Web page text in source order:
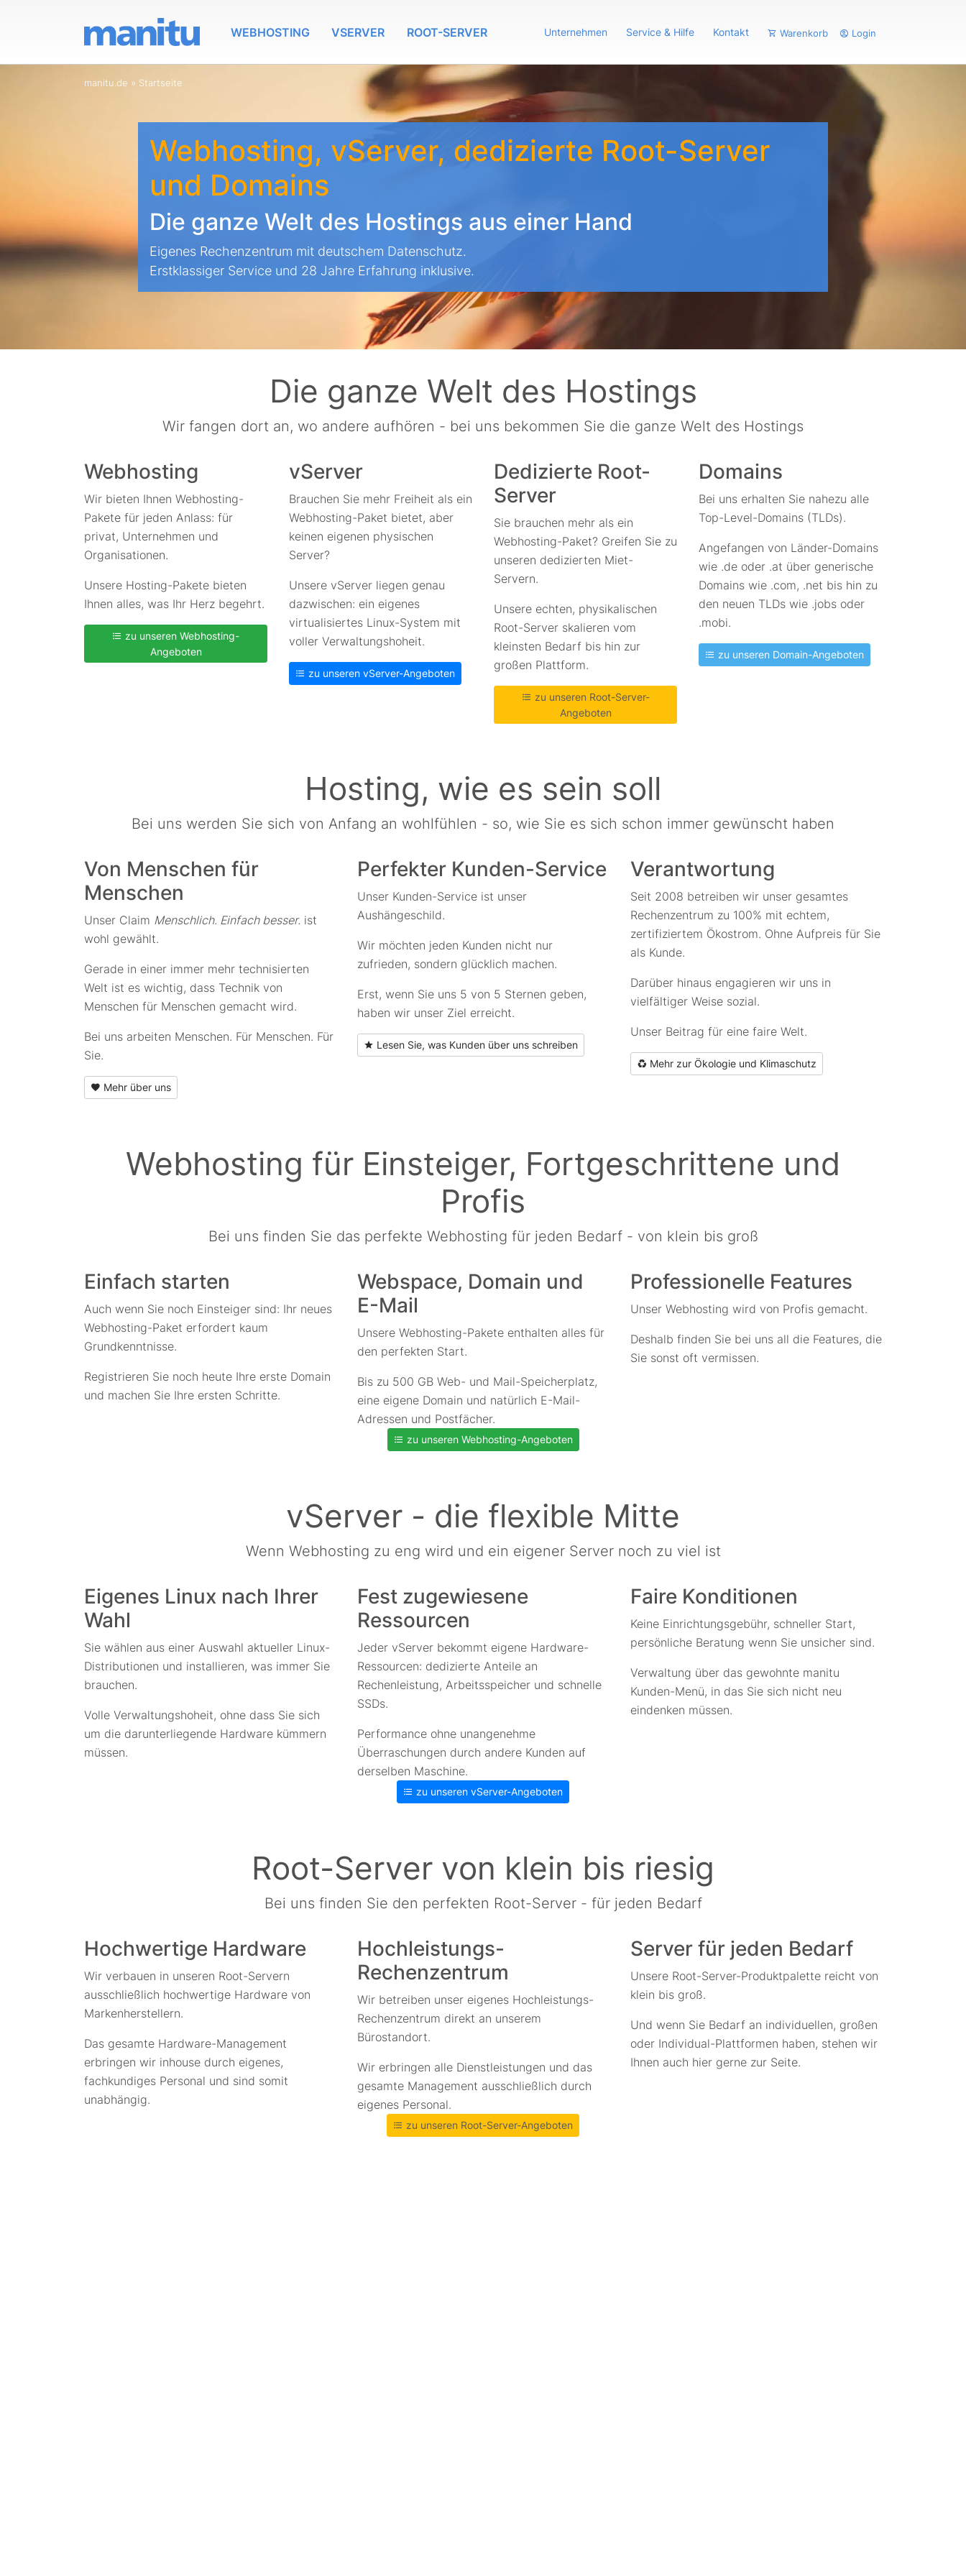
WEBHOSTING VSERVER ROOT-SERVER Unternehmen Service & Hilfe Kontakt Warenkorb Login
manitu.de » Startseite
Webhosting, vServer, dedizierte Root-Server
und Domains
Die ganze Welt des Hostings aus einer Hand
Eigenes Rechenzentrum mit deutschem Datenschutz.
Erstklassiger Service und 28 Jahre Erfahrung inklusive.
Die ganze Welt des Hostings
Wir fangen dort an, wo andere aufhören - bei uns bekommen Sie die ganze Welt des Hostings
Webhosting
Wir bieten Ihnen Webhosting-
Pakete für jeden Anlass: für
privat, Unternehmen und
Organisationen.
Unsere Hosting-Pakete bieten
Ihnen alles, was Ihr Herz begehrt.
zu unseren Webhosting-
Angeboten
vServer
Brauchen Sie mehr Freiheit als ein
Webhosting-Paket bietet, aber
keinen eigenen physischen
Server?
Unsere vServer liegen genau
dazwischen: ein eigenes
virtualisiertes Linux-System mit
voller Verwaltungshoheit.
zu unseren vServer-Angeboten
Dedizierte Root-
Server
Sie brauchen mehr als ein
Webhosting-Paket? Greifen Sie zu
unseren dedizierten Miet-
Servern.
Unsere echten, physikalischen
Root-Server skalieren vom
kleinsten Bedarf bis hin zur
großen Plattform.
zu unseren Root-Server-
Angeboten
Domains
Bei uns erhalten Sie nahezu alle
Top-Level-Domains (TLDs).
Angefangen von Länder-Domains
wie .de oder .at über generische
Domains wie .com, .net bis hin zu
den neuen TLDs wie .jobs oder
.mobi.
zu unseren Domain-Angeboten
Hosting, wie es sein soll
Bei uns werden Sie sich von Anfang an wohlfühlen - so, wie Sie es sich schon immer gewünscht haben
Von Menschen für
Menschen
Unser Claim Menschlich. Einfach besser. ist
wohl gewählt.
Gerade in einer immer mehr technisierten
Welt ist es wichtig, dass Technik von
Menschen für Menschen gemacht wird.
Bei uns arbeiten Menschen. Für Menschen. Für
Sie.
Mehr über uns
Perfekter Kunden-Service
Unser Kunden-Service ist unser
Aushängeschild.
Wir möchten jeden Kunden nicht nur
zufrieden, sondern glücklich machen.
Erst, wenn Sie uns 5 von 5 Sternen geben,
haben wir unser Ziel erreicht.
Lesen Sie, was Kunden über uns schreiben
Verantwortung
Seit 2008 betreiben wir unser gesamtes
Rechenzentrum zu 100% mit echtem,
zertifiziertem Ökostrom. Ohne Aufpreis für Sie
als Kunde.
Darüber hinaus engagieren wir uns in
vielfältiger Weise sozial.
Unser Beitrag für eine faire Welt.
Mehr zur Ökologie und Klimaschutz
Webhosting für Einsteiger, Fortgeschrittene und
Profis
Bei uns finden Sie das perfekte Webhosting für jeden Bedarf - von klein bis groß
Einfach starten
Auch wenn Sie noch Einsteiger sind: Ihr neues
Webhosting-Paket erfordert kaum
Grundkenntnisse.
Registrieren Sie noch heute Ihre erste Domain
und machen Sie Ihre ersten Schritte.
Webspace, Domain und
E-Mail
Unsere Webhosting-Pakete enthalten alles für
den perfekten Start.
Bis zu 500 GB Web- und Mail-Speicherplatz,
eine eigene Domain und natürlich E-Mail-
Adressen und Postfächer.
Professionelle Features
Unser Webhosting wird von Profis gemacht.
Deshalb finden Sie bei uns all die Features, die
Sie sonst oft vermissen.
zu unseren Webhosting-Angeboten
vServer - die flexible Mitte
Wenn Webhosting zu eng wird und ein eigener Server noch zu viel ist
Eigenes Linux nach Ihrer
Wahl
Sie wählen aus einer Auswahl aktueller Linux-
Distributionen und installieren, was immer Sie
brauchen.
Volle Verwaltungshoheit, ohne dass Sie sich
um die darunterliegende Hardware kümmern
müssen.
Fest zugewiesene
Ressourcen
Jeder vServer bekommt eigene Hardware-
Ressourcen: dedizierte Anteile an
Rechenleistung, Arbeitsspeicher und schnelle
SSDs.
Performance ohne unangenehme
Überraschungen durch andere Kunden auf
derselben Maschine.
Faire Konditionen
Keine Einrichtungsgebühr, schneller Start,
persönliche Beratung wenn Sie unsicher sind.
Verwaltung über das gewohnte manitu
Kunden-Menü, in das Sie sich nicht neu
eindenken müssen.
zu unseren vServer-Angeboten
Root-Server von klein bis riesig
Bei uns finden Sie den perfekten Root-Server - für jeden Bedarf
Hochwertige Hardware
Wir verbauen in unseren Root-Servern
ausschließlich hochwertige Hardware von
Markenherstellern.
Das gesamte Hardware-Management
erbringen wir inhouse durch eigenes,
fachkundiges Personal und sind somit
unabhängig.
Hochleistungs-
Rechenzentrum
Wir betreiben unser eigenes Hochleistungs-
Rechenzentrum direkt an unserem
Bürostandort.
Wir erbringen alle Dienstleistungen und das
gesamte Management ausschließlich durch
eigenes Personal.
Server für jeden Bedarf
Unsere Root-Server-Produktpalette reicht von
klein bis groß.
Und wenn Sie Bedarf an individuellen, großen
oder Individual-Plattformen haben, stehen wir
Ihnen auch hier gerne zur Seite.
zu unseren Root-Server-Angeboten